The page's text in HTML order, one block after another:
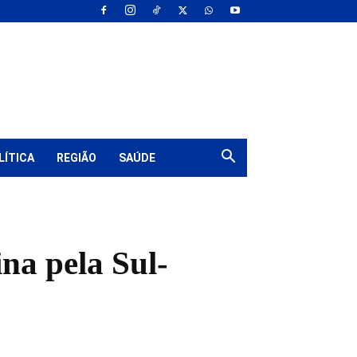
REGIÃO SAÚDE
pela Sul-